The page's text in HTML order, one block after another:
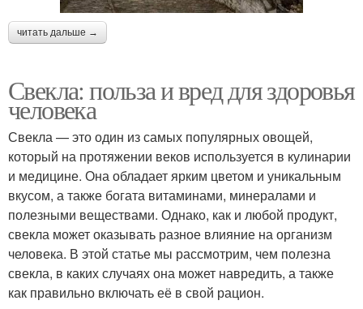
читать дальше →
Свекла: польза и вред для здоровья
человека
Свекла — это один из самых популярных овощей,
который на протяжении веков используется в кулинарии
и медицине. Она обладает ярким цветом и уникальным
вкусом, а также богата витаминами, минералами и
полезными веществами. Однако, как и любой продукт,
свекла может оказывать разное влияние на организм
человека. В этой статье мы рассмотрим, чем полезна
свекла, в каких случаях она может навредить, а также
как правильно включать её в свой рацион.